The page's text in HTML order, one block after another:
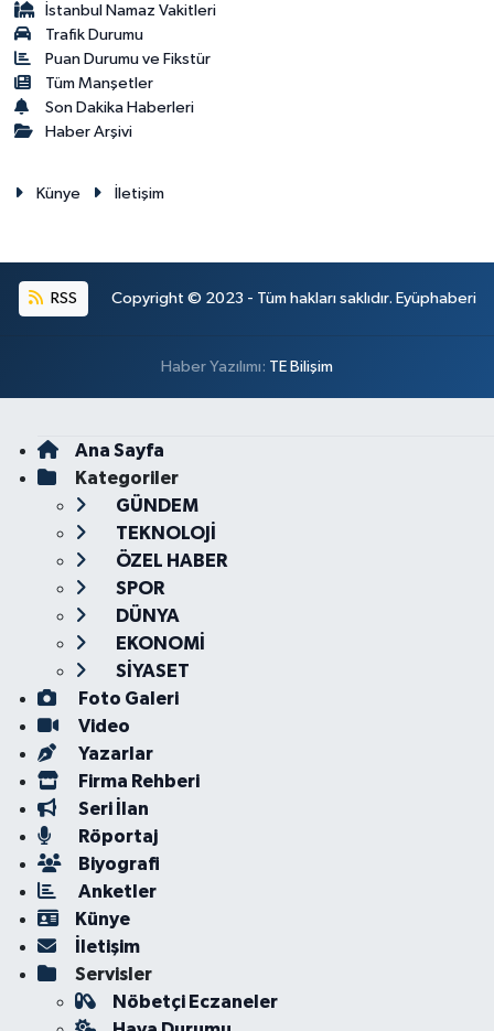
İstanbul Namaz Vakitleri
Trafik Durumu
Puan Durumu ve Fikstür
Tüm Manşetler
Son Dakika Haberleri
Haber Arşivi
Künye İletişim
RSS Copyright © 2023 - Tüm hakları saklıdır. Eyüphaberi
Haber Yazılımı: TE Bilişim
Ana Sayfa
Kategoriler
GÜNDEM
TEKNOLOJİ
ÖZEL HABER
SPOR
DÜNYA
EKONOMİ
SİYASET
Foto Galeri
Video
Yazarlar
Firma Rehberi
Seri İlan
Röportaj
Biyografi
Anketler
Künye
İletişim
Servisler
Nöbetçi Eczaneler